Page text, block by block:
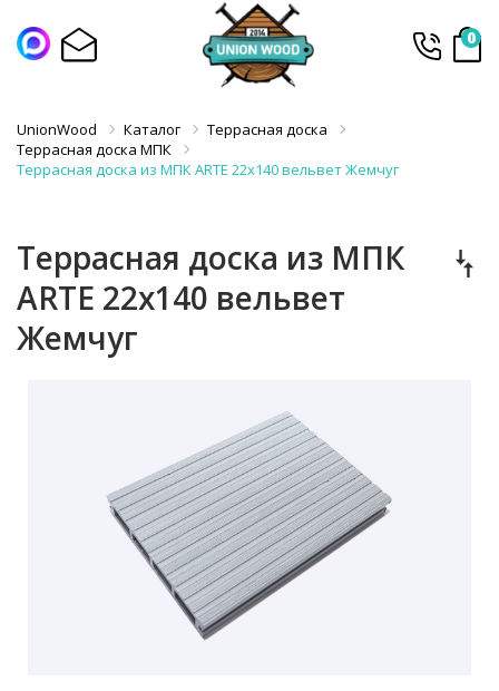
0
UnionWood Каталог
Террасная доска
Террасная доска МПК
Террасная доска из МПК ARTE 22x140 вельвет Жемчуг
Террасная доска из МПК
ARTE 22x140 вельвет
Жемчуг